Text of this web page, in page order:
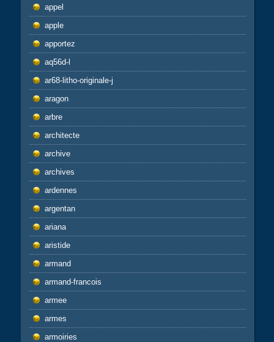
appel
apple
apportez
aq56d-l
ar68-litho-originale-j
aragon
arbre
architecte
archive
archives
ardennes
argentan
ariana
aristide
armand
armand-francois
armee
armes
armoiries